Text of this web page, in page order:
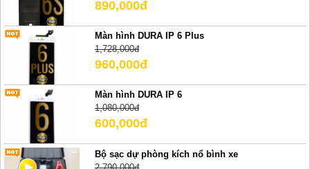
890,000đ
Màn hình DURA IP 6 Plus
1,728,000đ
960,000đ
Màn hình DURA IP 6
1,080,000đ
600,000đ
Bộ sạc dự phòng kích nổ bình xe